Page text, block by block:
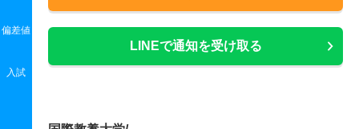
LINEで通知を受け取る
偏差値
入試